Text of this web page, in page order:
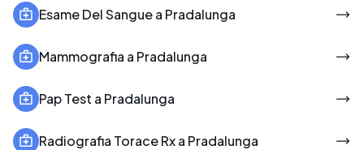
Esame Del Sangue a Pradalunga
Mammografia a Pradalunga
Pap Test a Pradalunga
Radiografia Torace Rx a Pradalunga